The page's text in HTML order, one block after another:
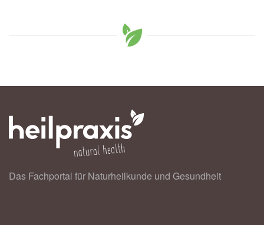
Das Fachportal für Naturheilkunde und Gesundheit